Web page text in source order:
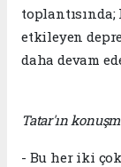
etkileyen
daha devam
Tatar'ın
- Bu her iki çok